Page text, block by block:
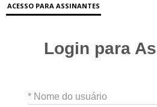
ACESSO PARA ASSINANTES
Login para
* Nome do usuário